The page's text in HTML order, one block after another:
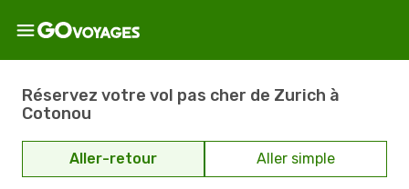
Réservez votre vol pas cher de Zurich à
Cotonou
Aller-retour Aller simple